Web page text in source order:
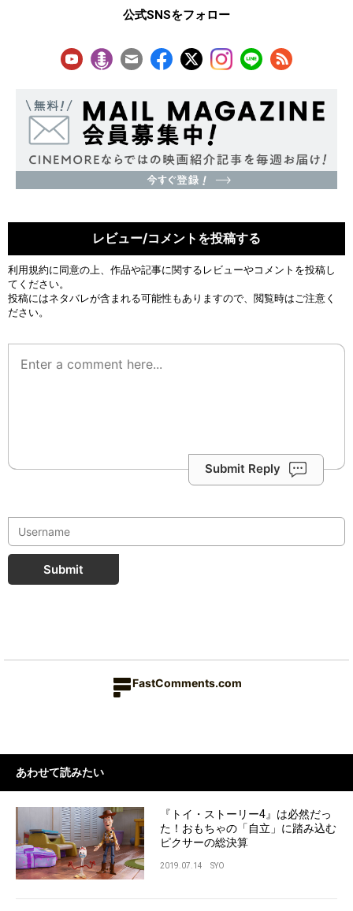
公式SNSをフォロー
レビュー/コメントを投稿する
利用規約に同意の上、作品や記事に関するレビューやコメントを投稿し
てください。
投稿にはネタバレが含まれる可能性もありますので、閲覧時はご注意く
ださい。
Submit Reply
Submit
FastComments.com
あわせて読みたい
『トイ・ストーリー4』は必然だっ
た！おもちゃの「自立」に踏み込む
ピクサーの総決算
2019.07.14 SYO